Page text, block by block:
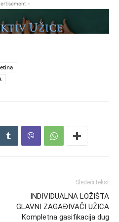
-
Sledeći tekst
INDIVIDUALNA LOŽIŠTA
GLAVNI ZAGAĐIVAČI UŽICA
Kompletna gasifikacija dug